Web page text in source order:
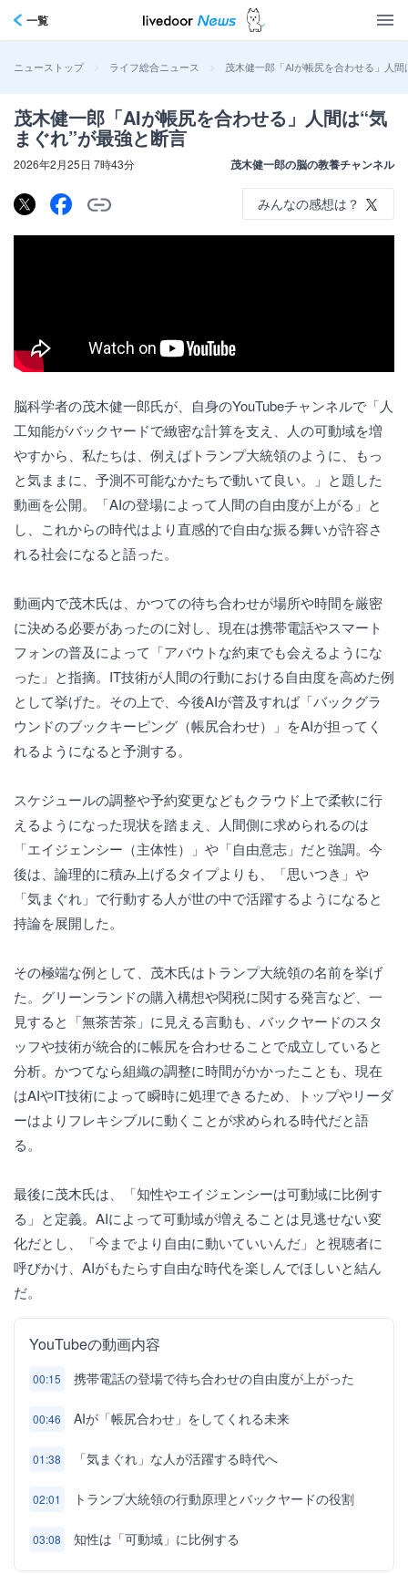
一覧
ニューストップ > ライフ総合ニュース > 茂木健一郎「AIが帳尻を合わせる」人間
茂木健一郎「AIが帳尻を合わせる」人間は“気
まぐれ”が最強と断言
2026年2月25日 7時43分 茂木健一郎の脳の教養チャンネル
みんなの感想は？
脳科学者の茂木健一郎氏が、自身のYouTubeチャンネルで「人
工知能がバックヤードで緻密な計算を支え、人の可動域を増
やすから、私たちは、例えばトランプ大統領のように、もっ
と気ままに、予測不可能なかたちで動いて良い。」と題した
動画を公開。「AIの登場によって人間の自由度が上がる」と
し、これからの時代はより直感的で自由な振る舞いが許容さ
れる社会になると語った。
動画内で茂木氏は、かつての待ち合わせが場所や時間を厳密
に決める必要があったのに対し、現在は携帯電話やスマート
フォンの普及によって「アバウトな約束でも会えるようにな
った」と指摘。IT技術が人間の行動における自由度を高めた例
として挙げた。その上で、今後AIが普及すれば「バックグラ
ウンドのブックキーピング（帳尻合わせ）」をAIが担ってく
れるようになると予測する。
スケジュールの調整や予約変更などもクラウド上で柔軟に行
えるようになった現状を踏まえ、人間側に求められるのは
「エイジェンシー（主体性）」や「自由意志」だと強調。今
後は、論理的に積み上げるタイプよりも、「思いつき」や
「気まぐれ」で行動する人が世の中で活躍するようになると
持論を展開した。
その極端な例として、茂木氏はトランプ大統領の名前を挙げ
た。グリーンランドの購入構想や関税に関する発言など、一
見すると「無茶苦茶」に見える言動も、バックヤードのスタ
ッフや技術が統合的に帳尻を合わせることで成立していると
分析。かつてなら組織の調整に時間がかかったことも、現在
はAIやIT技術によって瞬時に処理できるため、トップやリーダ
ーはよりフレキシブルに動くことが求められる時代だと語
る。
最後に茂木氏は、「知性やエイジェンシーは可動域に比例す
る」と定義。AIによって可動域が増えることは見逃せない変
化だとし、「今までより自由に動いていいんだ」と視聴者に
呼びかけ、AIがもたらす自由な時代を楽しんでほしいと結ん
だ。
YouTubeの動画内容
00:15 携帯電話の登場で待ち合わせの自由度が上がった
00:46 AIが「帳尻合わせ」をしてくれる未来
01:38 「気まぐれ」な人が活躍する時代へ
02:01 トランプ大統領の行動原理とバックヤードの役割
03:08 知性は「可動域」に比例する